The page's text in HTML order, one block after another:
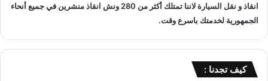
انقاذ و نقل السيارة لاننا تمتلك أكثر من 280 ونش انقاذمنشرين في جميع أنحاء
الجمهورية لخدمتك باسرع وقت.
كيف تجدنا :